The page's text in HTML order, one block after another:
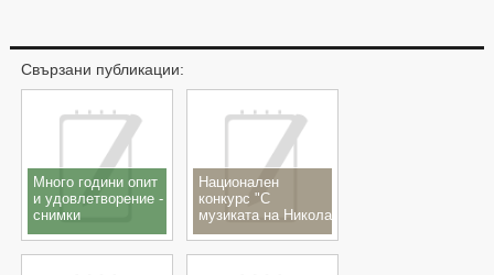
Свързани публикации:
Много години опит
и удовлетворение -
снимки
Национален
конкурс "С
музиката на Никола
Ганчев",